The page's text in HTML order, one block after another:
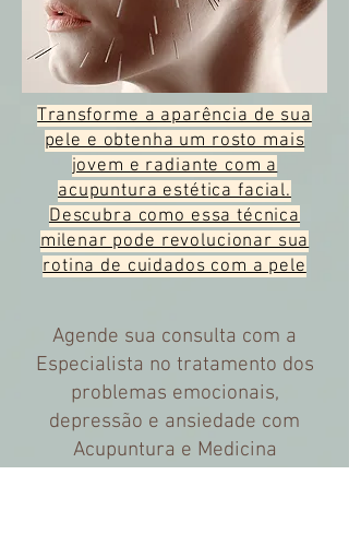
Transforme a aparência de sua
pele e obtenha um rosto mais
jovem e radiante com a
acupuntura estética facial.
Descubra como essa técnica
milenar pode revolucionar sua
rotina de cuidados com a pele
Agende sua consulta com a
Especialista no tratamento dos
problemas emocionais,
depressão e ansiedade com
Acupuntura e Medicina